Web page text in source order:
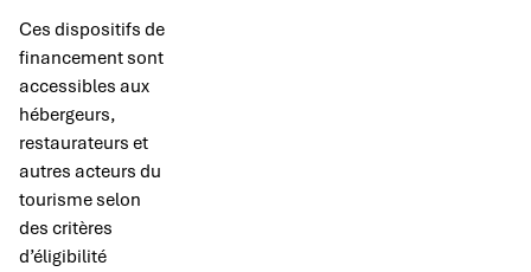
Ces dispositifs de
financement sont
accessibles aux
hébergeurs,
restaurateurs et
autres acteurs du
tourisme selon
des critères
d’éligibilité